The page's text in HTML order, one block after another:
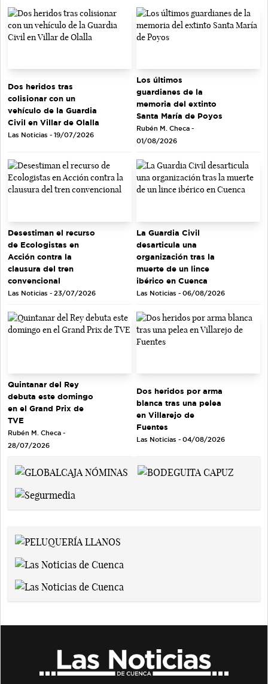
Dos heridos tras
colisionar con un
vehículo de la Guardia
Civil en Villar de Olalla
Las Noticias - 19/07/2026
Los últimos
guardianes de la
memoria del extinto
Santa María de Poyos
Rubén M. Checa -
01/08/2026
Desestiman el recurso
de Ecologistas en
Acción contra la
clausura del tren
convencional
Las Noticias - 23/07/2026
La Guardia Civil
desarticula una
organización tras la
muerte de un lince
ibérico en Cuenca
Las Noticias - 06/08/2026
Quintanar del Rey
debuta este domingo
en el Grand Prix de
TVE
Rubén M. Checa -
28/07/2026
Dos heridos por arma
blanca tras una pelea
en Villarejo de
Fuentes
Las Noticias - 04/08/2026